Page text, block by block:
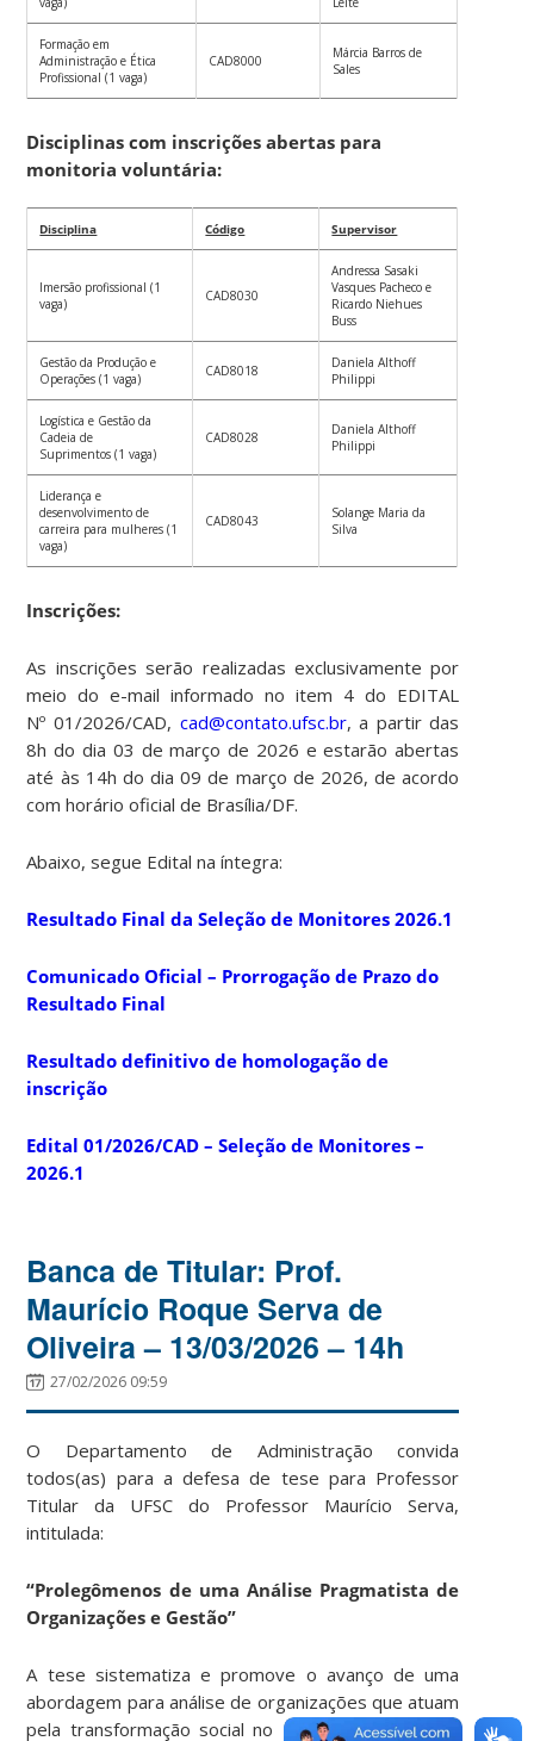
Formação em
Administração e Ética
Profissional (1 vaga)
CAD8000
Márcia Barros de
Sales
Disciplinas com inscrições abertas para
monitoria voluntária:
Disciplina Código Supervisor
Imersão profissional (1
vaga)
CAD8030
Andressa Sasaki
Vasques Pacheco e
Ricardo Niehues
Buss
Gestão da Produção e
Operações (1 vaga)
CAD8018
Daniela Althoff
Philippi
Logística e Gestão da
Cadeia de
Suprimentos (1 vaga)
CAD8028
Daniela Althoff
Philippi
Liderança e
desenvolvimento de
carreira para mulheres (1
vaga)
CAD8043
Solange Maria da
Silva
Inscrições:
As inscrições serão realizadas exclusivamente por
meio do e-mail informado no item 4 do EDITAL
Nº 01/2026/CAD, cad@contato.ufsc.br, a partir das
8h do dia 03 de março de 2026 e estarão abertas
até às 14h do dia 09 de março de 2026, de acordo
com horário oficial de Brasília/DF.
Abaixo, segue Edital na íntegra:
Resultado Final da Seleção de Monitores 2026.1
Comunicado Oficial – Prorrogação de Prazo do
Resultado Final
Resultado definitivo de homologação de
inscrição
Edital 01/2026/CAD – Seleção de Monitores –
2026.1
Banca de Titular: Prof.
Maurício Roque Serva de
Oliveira – 13/03/2026 – 14h
27/02/2026 09:59
O Departamento de Administração convida
todos(as) para a defesa de tese para Professor
Titular da UFSC do Professor Maurício Serva,
intitulada:
“Prolegômenos de uma Análise Pragmatista de
Organizações e Gestão”
A tese sistematiza e promove o avanço de uma
abordagem para análise de organizações que atuam
pela transformação social no Brasil. A abordagem,